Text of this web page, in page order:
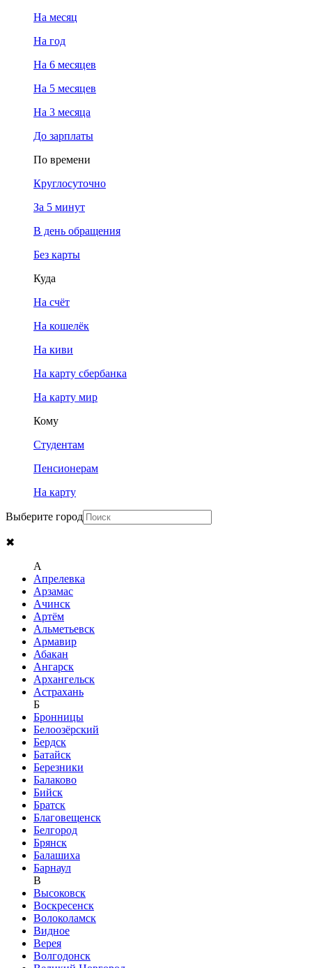
На месяц
На год
На 6 месяцев
На 5 месяцев
На 3 месяца
До зарплаты
По времени
Круглосуточно
За 5 минут
В день обращения
Без карты
Куда
На счёт
На кошелёк
На киви
На карту сбербанка
На карту мир
Кому
Студентам
Пенсионерам
На карту
Выберите город
✖
A
Апрелевка
Арзамас
Ачинск
Артём
Альметьевск
Армавир
Абакан
Ангарск
Архангельск
Астрахань
Б
Бронницы
Белоозёрский
Бердск
Батайск
Березники
Балаково
Бийск
Братск
Благовещенск
Белгород
Брянск
Балашиха
Барнаул
В
Высоковск
Воскресенск
Волоколамск
Видное
Верея
Волгодонск